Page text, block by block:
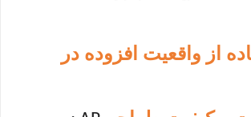
از واقعیت افزوده در